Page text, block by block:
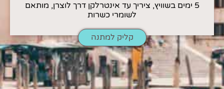
5 ימים בשוויץ, ציריך עד אינטרלקן דרך לוצרן, מותאם
לשומרי כשרות
קליק למתנה